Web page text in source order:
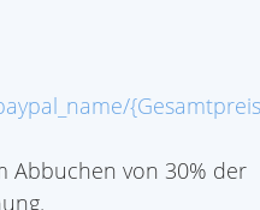
Abbuchen von 30% der